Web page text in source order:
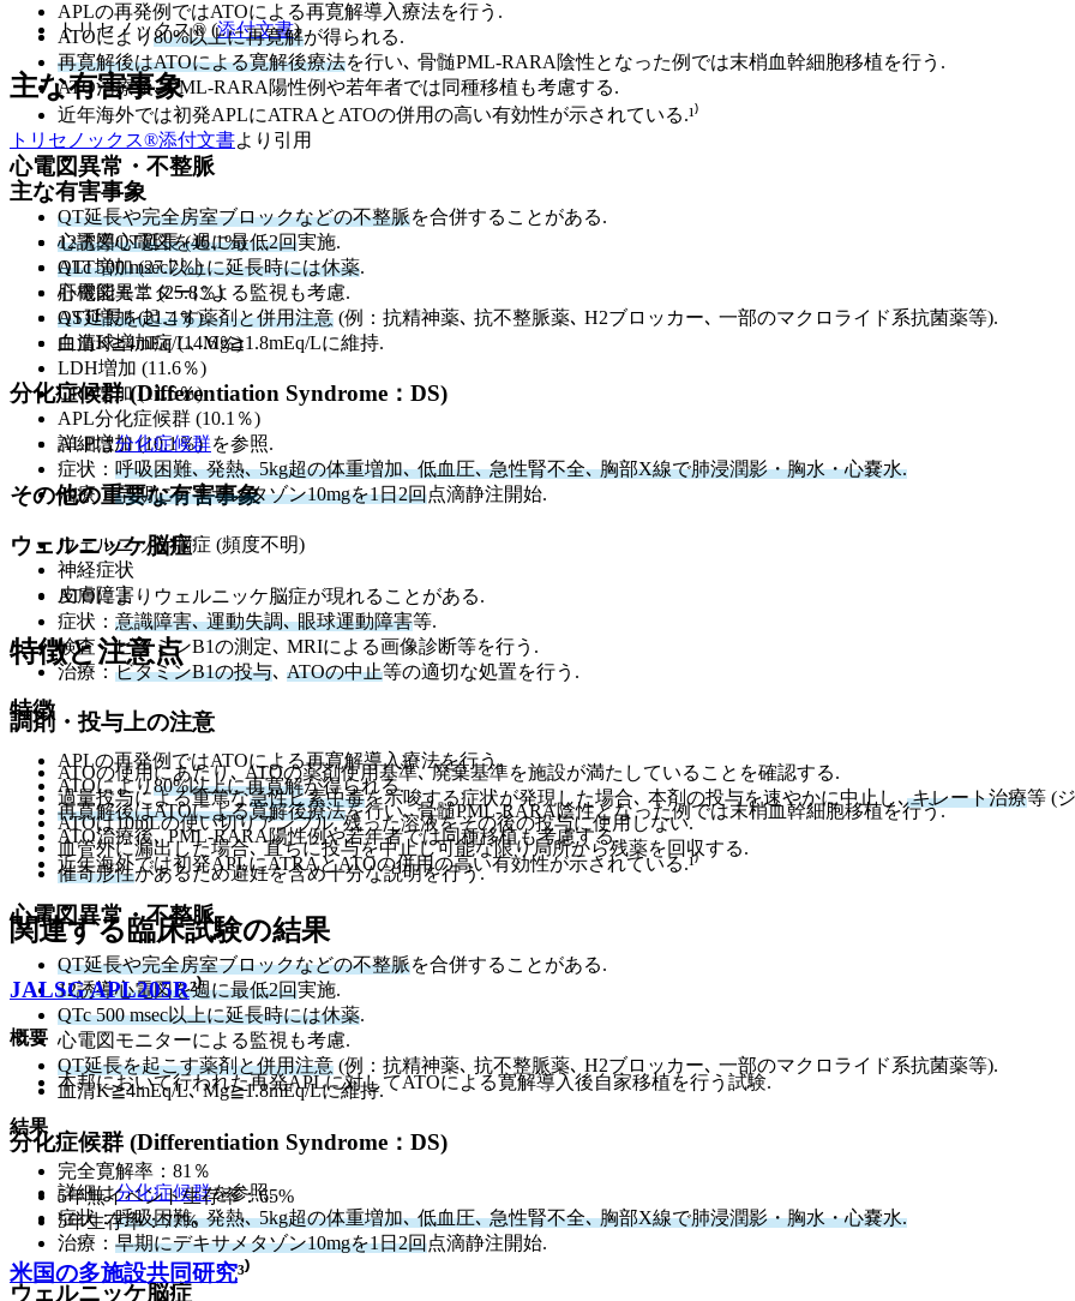
APLの再発例ではATOによる再寛解導入療法を行う.
ATOにより80%以上に再寛解が得られる.
再寛解後はATOによる寛解後療法を行い､ 骨髄PML-RARA陰性となった例では末梢血幹細胞移植を行う.
ATO治療後､ PML-RARA陽性例や若年者では同種移植も考慮する.
近年海外では初発APLにATRAとATOの併用の高い有効性が示されている.¹⁾
心電図異常・不整脈
QT延長や完全房室ブロックなどの不整脈を合併することがある.
12誘導心電図を週に最低2回実施.
QTc 500 msec以上に延長時には休薬.
心電図モニターによる監視も考慮.
QT延長を起こす薬剤と併用注意 (例：抗精神薬､ 抗不整脈薬､ H2ブロッカー､ 一部のマクロライド系抗菌薬等).
血清K≧4mEq/L､ Mg≧1.8mEq/Lに維持.
分化症候群 (Differentiation Syndrome：DS)
詳細は分化症候群を参照.
症状： 呼吸困難､ 発熱､ 5kg超の体重増加､ 低血圧､ 急性腎不全､ 胸部X線で肺浸潤影・胸水・心嚢水.
治療：早期にデキサメタゾン10mgを1日2回点滴静注開始.
ウェルニッケ脳症
ATOによりウェルニッケ脳症が現れることがある.
症状： 意識障害､ 運動失調､ 眼球運動障害等.
検査：ビタミンB1の測定､ MRIによる画像診断等を行う.
治療： ビタミンB1の投与､ ATOの中止等の適切な処置を行う.
調剤・投与上の注意
ATOの使用にあたり､ ATOの薬剤使用基準､ 廃棄基準を施設が満たしていることを確認する.
過量投与による重篤な急性ヒ素中毒を示唆する症状が発現した場合､ 本剤の投与を速やかに中止し､ キレート治療等 (
ATOは10mLの使い切りアンプル. 残った溶液をその後の投与に使用しない.
血管外に漏出した場合､ 直ちに投与を中止し可能な限り局所から残薬を回収する.
催奇形性があるため避妊を含め十分な説明を行う.
関連する臨床試験の結果
JALSG APL205R²⁾
概要
本邦において行われた再発APLに対してATOによる寛解導入後自家移植を行う試験.
結果
完全寛解率：81％
5年無イベント生存率：65%
5年生存率：77%
米国の多施設共同研究³⁾
トリセノックス® (添付文書)
主な有害事象
トリセノックス®添付文書より引用
主な有害事象
心電図QT延長 (46.1%)
ALT増加 (27.7％)
肝機能異常 (25.8％)
AST増加 (21.4％)
白血球増加症 (14.6％)
LDH増加 (11.6％)
CRP増加 (11.6％)
APL分化症候群 (10.1％)
ALP増加 (10.1％)
その他の重要な有害事象
ウェルニッケ脳症 (頻度不明)
神経症状
皮膚障害
特徴と注意点
特徴
APLの再発例ではATOによる再寛解導入療法を行う.
ATOにより80%以上に再寛解が得られる.
再寛解後はATOによる寛解後療法を行い､ 骨髄PML-RARA陰性となった例では末梢血幹細胞移植を行う.
ATO治療後､ PML-RARA陽性例や若年者では同種移植も考慮する.
近年海外では初発APLにATRAとATOの併用の高い有効性が示されている.¹⁾
心電図異常・不整脈
QT延長や完全房室ブロックなどの不整脈を合併することがある.
12誘導心電図を週に最低2回実施.
QTc 500 msec以上に延長時には休薬.
心電図モニターによる監視も考慮.
QT延長を起こす薬剤と併用注意 (例：抗精神薬､ 抗不整脈薬､ H2ブロッカー､ 一部のマクロライド系抗菌薬等).
血清K≧4mEq/L､ Mg≧1.8mEq/Lに維持.
分化症候群 (Differentiation Syndrome：DS)
詳細は分化症候群を参照.
症状：呼吸困難､ 発熱､ 5kg超の体重増加､ 低血圧､ 急性腎不全､ 胸部X線で肺浸潤影・胸水・心嚢水.
治療： 早期にデキサメタゾン10mgを1日2回点滴静注開始.
ウェルニッケ脳症